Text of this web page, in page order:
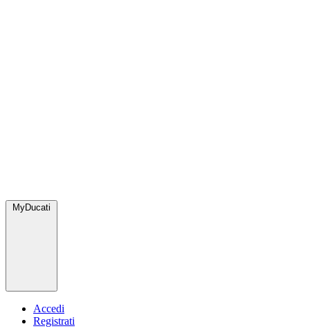
MyDucati
Accedi
Registrati